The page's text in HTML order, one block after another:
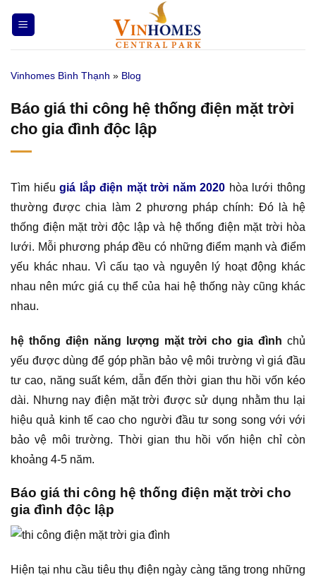
qua
nội
Vinhomes Bình Thạnh » Blog
Báo giá thi công hệ thống điện mặt trời
cho gia đình độc lập
Tìm hiểugiá lắp điện mặt trời năm 2020 hòa lưới thông
thường được chia làm 2 phương pháp chính: Đó là hệ
thống điện mặt trời độc lập và hệ thống điện mặt trời hòa
lưới. Mỗi phương pháp đều có những điểm mạnh và điểm
yếu khác nhau. Vì cấu tạo và nguyên lý hoạt động khác
nhau nên mức giá cụ thể của hai hệ thống này cũng khác
nhau.
hệ thống điện năng lượng mặt trời cho gia đình chủ
yếu được dùng để góp phần bảo vệ môi trường vì giá đầu
tư cao, năng suất kém, dẫn đến thời gian thu hồi vốn kéo
dài. Nhưng nay điện mặt trời được sử dụng nhằm thu lại
hiệu quả kinh tế cao cho người đầu tư song song với với
bảo vệ môi trường. Thời gian thu hồi vốn hiện chỉ còn
khoảng 4-5 năm.
Báo giá thi công hệ thống điện mặt trời cho
gia đình độc lập
Hiện tại nhu cầu tiêu thụ điện ngày càng tăng trong những